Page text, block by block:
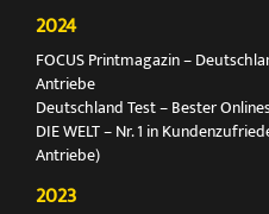
2024
FOCUS Printmagazin –
Antriebe
Deutschland Test – Bester
DIE WELT – Nr. 1 in
Antriebe)
2023